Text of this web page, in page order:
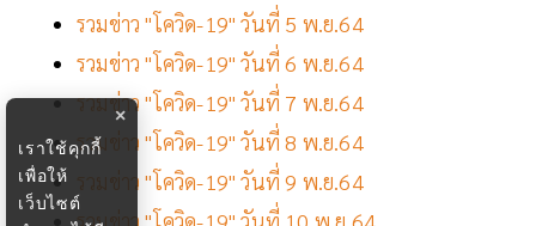
รวมข่าว "โควิด-19" วันที่ 5 พ.ย.64
รวมข่าว "โควิด-19" วันที่ 6 พ.ย.64
รวมข่าว "โควิด-19" วันที่ 7 พ.ย.64
รวมข่าว "โควิด-19" วันที่ 8 พ.ย.64
รวมข่าว "โควิด-19" วันที่ 9 พ.ย.64
×
เราใช้คุกกี้
เพื่อให้
เว็บไซต์